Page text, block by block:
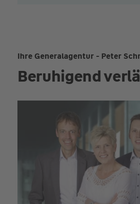
Ihre Generalagentur - Peter
Beruhigend